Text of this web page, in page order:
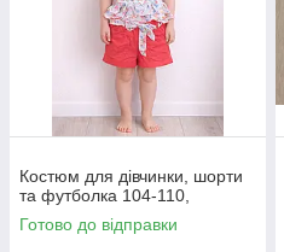
Костюм для дівчинки, шорти
та футболка 104-110,
Готово до відправки